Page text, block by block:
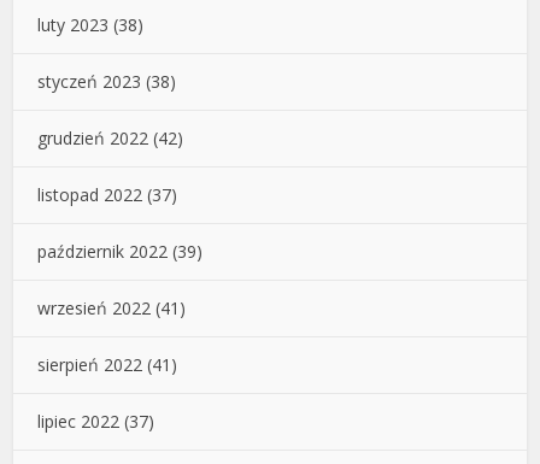
luty 2023 (38)
styczeń 2023 (38)
grudzień 2022 (42)
listopad 2022 (37)
październik 2022 (39)
wrzesień 2022 (41)
sierpień 2022 (41)
lipiec 2022 (37)